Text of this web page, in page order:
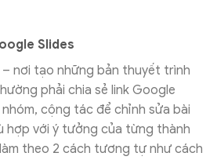
Slides
nơi tạo những bản thuyết trình
phải chia sẻ link Google
nhóm, cộng tác để chỉnh sửa bài
hợp với ý tưởng của từng thành
theo 2 cách tương tự như cách